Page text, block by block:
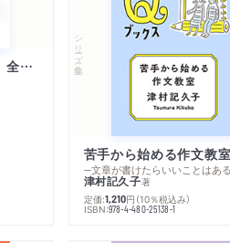
ムーミン・コミックス 全１４巻セット
シリーズ・全集
苦手から始める作文教室
─文章が書けたらいいことはあ
津村記久子著
定価:1,210円 （10％税込み）
ISBN:978-4-480-25138-1